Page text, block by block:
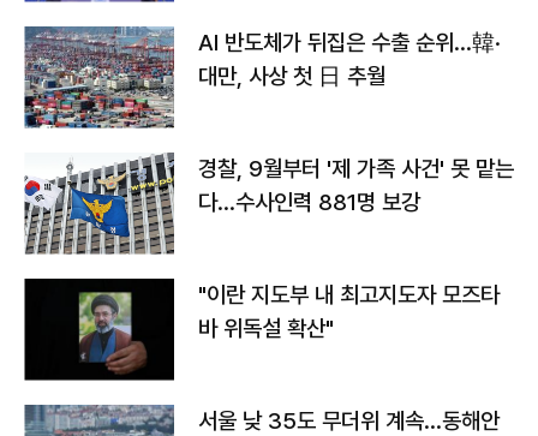
AI 반도체가 뒤집은 수출 순위…韓·
대만, 사상 첫 日 추월
경찰, 9월부터 '제 가족 사건' 못 맡는
다…수사인력 881명 보강
"이란 지도부 내 최고지도자 모즈타
바 위독설 확산"
서울 낮 35도 무더위 계속…동해안